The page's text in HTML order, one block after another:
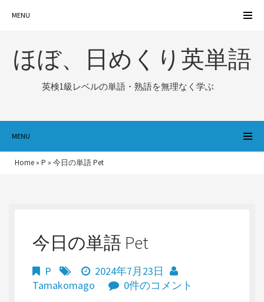
MENU
ほぼ、日めくり英単語
英検1級レベルの単語・熟語を無理なく学ぶ
MENU
Home » P » 今日の単語 Pet
今日の単語 Pet
P
2024年7月23日
Tamakomago
0件のコメント